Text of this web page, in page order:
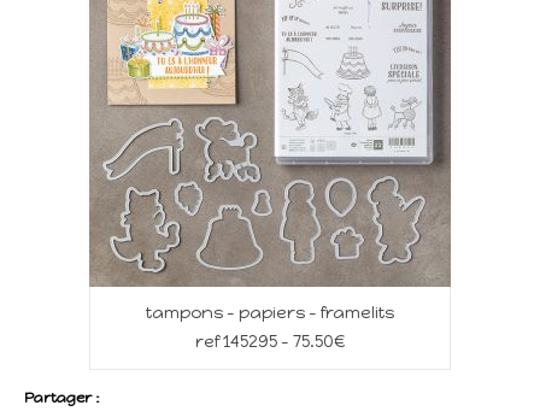
tampons – papiers – framelits
ref 145295 – 75.50€
Partager :